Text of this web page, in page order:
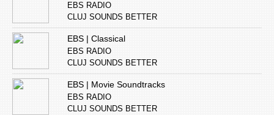
EBS RADIO
CLUJ SOUNDS BETTER
EBS | Classical
EBS RADIO
CLUJ SOUNDS BETTER
EBS | Movie Soundtracks
EBS RADIO
CLUJ SOUNDS BETTER